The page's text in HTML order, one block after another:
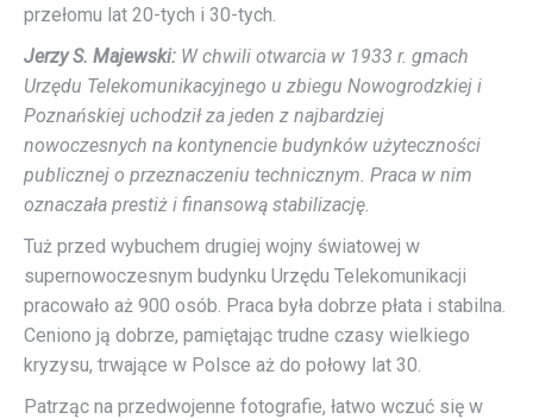
przełomu lat 20-tych i 30-tych.
Jerzy S. Majewski: W chwili otwarcia w 1933 r. gmach
Urzędu Telekomunikacyjnego u zbiegu Nowogrodzkiej i
Poznańskiej uchodził za jeden z najbardziej
nowoczesnych na kontynencie budynków użyteczności
publicznej o przeznaczeniu technicznym. Praca w nim
oznaczała prestiż i finansową stabilizację.
Tuż przed wybuchem drugiej wojny światowej w
supernowoczesnym budynku Urzędu Telekomunikacji
pracowało aż 900 osób. Praca była dobrze płata i stabilna.
Ceniono ją dobrze, pamiętając trudne czasy wielkiego
kryzysu, trwające w Polsce aż do połowy lat 30.
Patrząc na przedwojenne fotografie, łatwo wczuć się w